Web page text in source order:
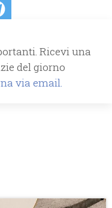
Ricevi una
del giorno
via email.